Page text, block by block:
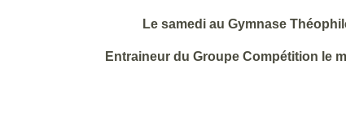
Le samedi au Gymnase
Entraineur du Groupe Compétition le